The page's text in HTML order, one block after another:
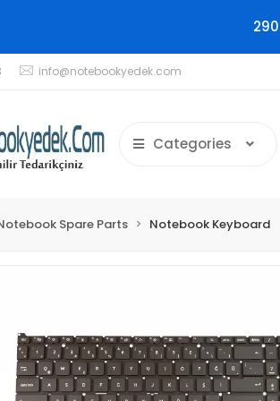
info@notebookyedek.com
Categories
Spare Parts Notebook Keyboard